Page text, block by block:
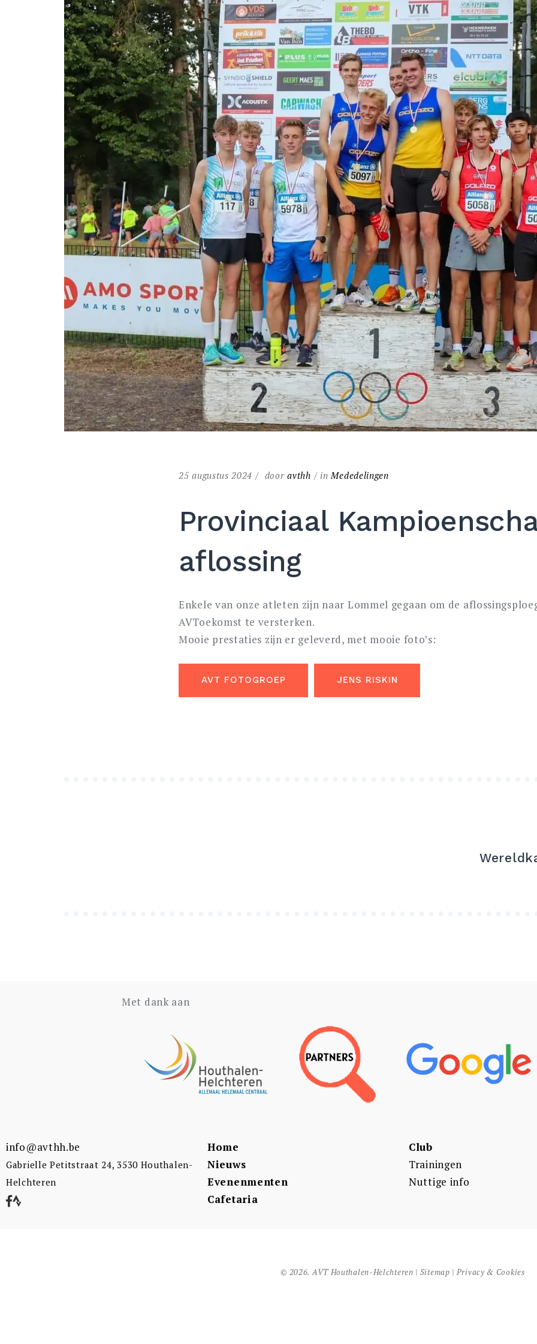
25 augustus 2024 dooravthh inMededelingen
Provinciaal
aflossing
Enkele van onze atleten zijn naar Lommel gegaan om de
AVToekomst te versterken.
Mooie prestaties zijn er geleverd, met mooie foto’s:
AVT FOTOGROEP JENS RISKIN
Met dank aan
info@avthh.be
Gabrielle Petitstraat 24, 3530 Houthalen-
Helchteren
Home
Nieuws
Evenenmenten
Cafetaria
Club
Trainingen
Nuttige info
© 2026. AVT Houthalen-Helchteren | Sitemap | Privacy & Cookies